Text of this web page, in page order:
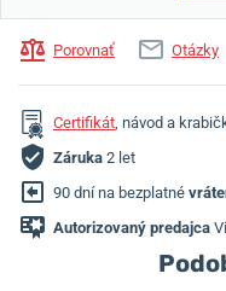
Porovnať Otázky
Certifikát, návod a
Záruka 2 let
90 dní na bezplatné
Autorizovaný predajca